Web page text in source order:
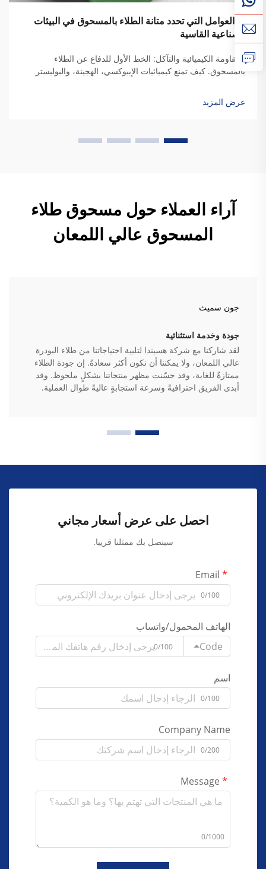
ما العوامل التي تحدد متانة الطلاء بالمسحوق في البيئات
الصناعية القاسية
المقاومة الكيميائية والتآكل: الخط الأول للدفاع عن الطلاء
بالمسحوق. كيف تمنع كيميائيات الإيبوكسي، الهجينة، والبوليستر
طلاءات المسحوق على كيميائيات راتنج مختلفة...
عرض المزيد
آراء العملاء حول مسحوق طلاء
المسحوق عالي اللمعان
جون سميث
جودة وخدمة استثنائية
لقد شاركنا مع شركة هسيندا لتلبية احتياجاتنا من طلاء البودرة
عالي اللمعان، ولا يمكننا أن نكون أكثر سعادةً. إن جودة الطلاء
ممتازةٌ للغاية، وقد حسّنت مظهر منتجاتنا بشكلٍ ملحوظ. وقد
أبدى الفريق احترافيةً وسرعة استجابةٍ عاليةً طوال العملية.
احصل على عرض أسعار مجاني
سيتصل بك ممثلنا قريبا.
0/100
الهاتف المحمول/واتساب
Code
0/100
اسم
0/100
Company Name
0/200
0/1000